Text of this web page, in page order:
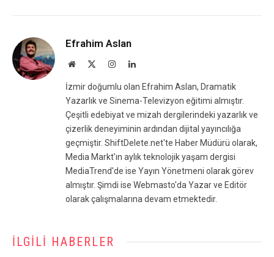
Efrahim Aslan
Website InstagramLinkedIn
İzmir doğumlu olan Efrahim Aslan, Dramatik
Yazarlık ve Sinema-Televizyon eğitimi almıştır.
Çeşitli edebiyat ve mizah dergilerindeki yazarlık ve
çizerlik deneyiminin ardından dijital yayıncılığa
geçmiştir. ShiftDelete.net'te Haber Müdürü olarak,
Media Markt'ın aylık teknolojik yaşam dergisi
MediaTrend'de ise Yayın Yönetmeni olarak görev
almıştır. Şimdi ise Webmasto'da Yazar ve Editör
olarak çalışmalarına devam etmektedir.
İLGILI HABERLER